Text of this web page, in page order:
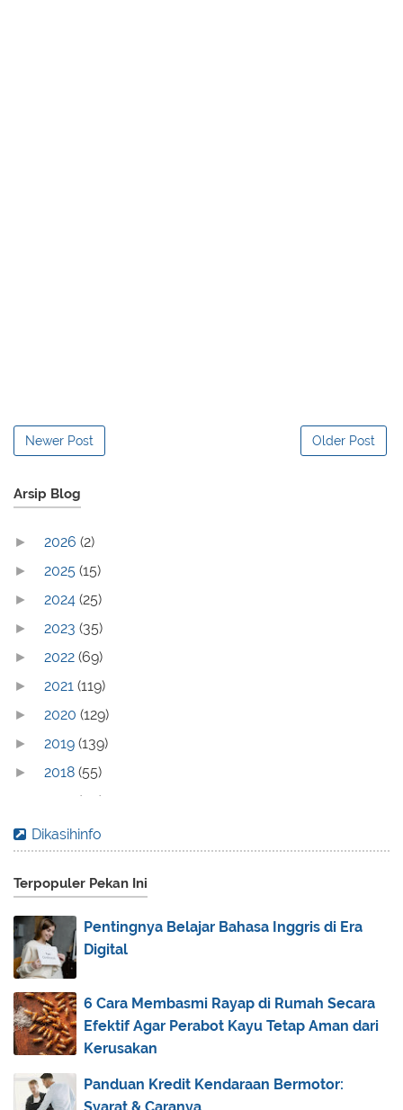
Newer Post Older Post
Arsip Blog
► 2026 (2)
► 2025 (15)
► 2024 (25)
► 2023 (35)
► 2022 (69)
► 2021 (119)
► 2020 (129)
► 2019 (139)
► 2018 (55)
(70)
► 2016(83)
► 2014(44)
► 2013
► 2012 (40)
▼ 2011
► December(6)
▼ November(18)
Kelas XII Bab 2: Etos Kerja
Kelas XII Bab 1: Anjuran Bertoleransi
Dikasihinfo
Terpopuler Pekan Ini
Pentingnya Belajar Bahasa Inggris di Era
Digital
6 Cara Membasmi Rayap di Rumah Secara
Efektif Agar Perabot Kayu Tetap Aman dari
Kerusakan
Panduan Kredit Kendaraan Bermotor: